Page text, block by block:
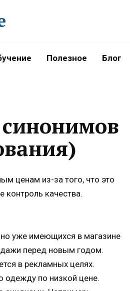
Полезное Блог
ценам из-за того, что это
качества.
уже имеющихся в магазине
перед новым годом.
в рекламных целях.
одежду по низкой цене.